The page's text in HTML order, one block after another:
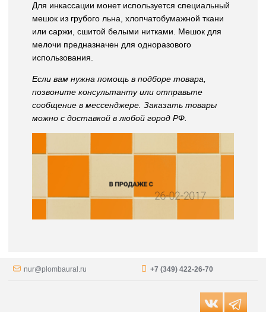
Для инкассации монет используется специальный
мешок из грубого льна, хлопчатобумажной ткани
или саржи, сшитой белыми нитками. Мешок для
мелочи предназначен для одноразового
использования.
Если вам нужна помощь в подборе товара,
позвоните консультанту или отправьте
сообщение в мессенджере. Заказать товары
можно с доставкой в любой город РФ.
nur@plombaural.ru +7 (349) 422-26-70